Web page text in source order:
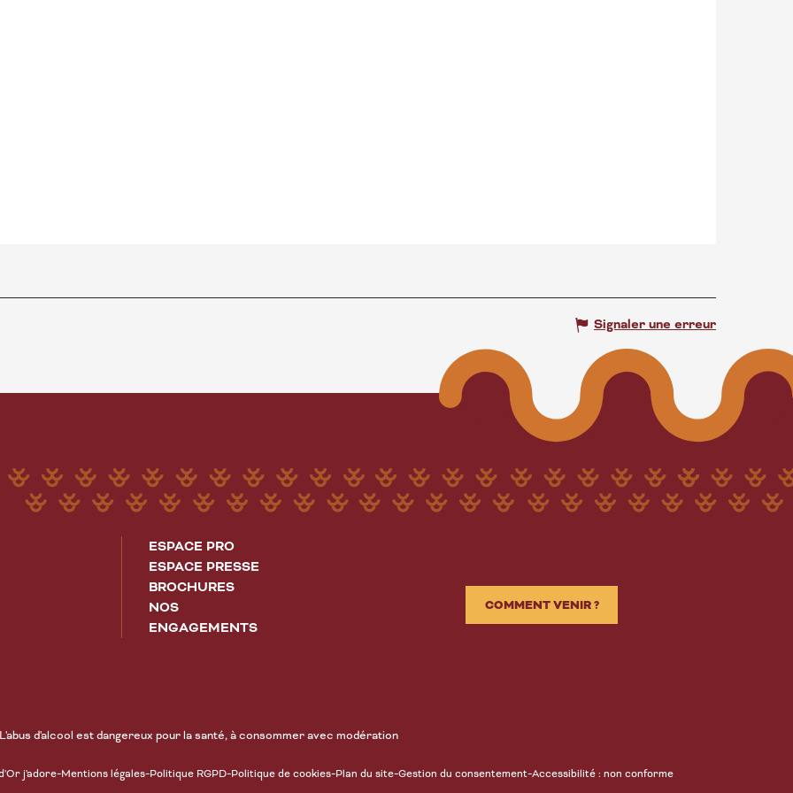
Signaler une erreur
ESPACE PRO
ESPACE PRESSE
BROCHURES
NOS
ENGAGEMENTS
COMMENT VENIR ?
L'abus d'alcool est dangereux pour la santé, à consommer avec modération
j'adore-Mentions légales-Politique RGPD-Politique de cookies-Plan du site-Gestion du consentement-Accessibilité : non conforme